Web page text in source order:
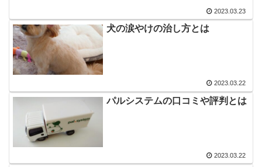
2023.03.23
犬の涙やけの治し方とは
2023.03.22
パルシステムの口コミや評判とは
2023.03.22